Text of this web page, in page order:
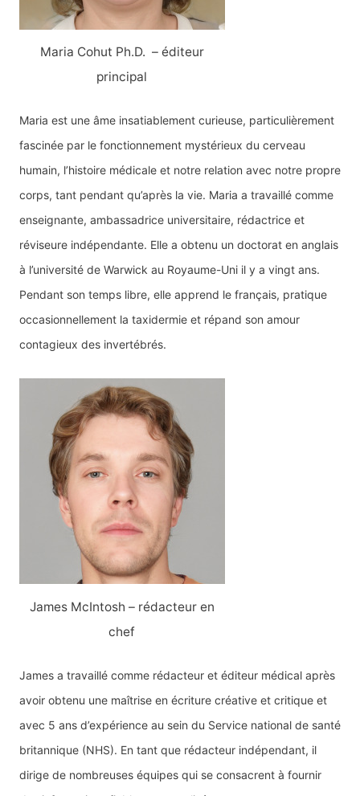
Maria Cohut Ph.D. – éditeur
principal
Maria est une âme insatiablement curieuse, particulièrement
fascinée par le fonctionnement mystérieux du cerveau
humain, l’histoire médicale et notre relation avec notre propre
corps, tant pendant qu’après la vie. Maria a travaillé comme
enseignante, ambassadrice universitaire, rédactrice et
réviseure indépendante. Elle a obtenu un doctorat en anglais
à l’université de Warwick au Royaume-Uni il y a vingt ans.
Pendant son temps libre, elle apprend le français, pratique
occasionnellement la taxidermie et répand son amour
contagieux des invertébrés.
James McIntosh – rédacteur en
chef
James a travaillé comme rédacteur et éditeur médical après
avoir obtenu une maîtrise en écriture créative et critique et
avec 5 ans d’expérience au sein du Service national de santé
britannique (NHS). En tant que rédacteur indépendant, il
dirige de nombreuses équipes qui se consacrent à fournir